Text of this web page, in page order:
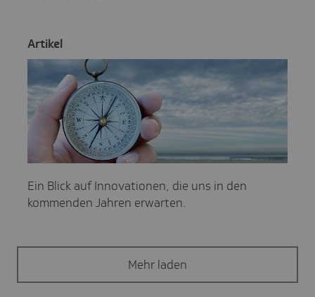
Artikel
Ein Blick auf Innovationen, die uns in den
kommenden Jahren erwarten.
Mehr laden